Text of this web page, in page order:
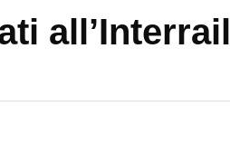
all’Interrail